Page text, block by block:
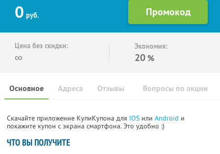
0 руб.
Цена без скидки:
∞
Экономия:
20 %
Основное Отзывы Вопросы по акции
Адреса
Скачайте приложение КупиКупона для IOS или Android и
покажите купон с экрана смартфона. Это удобно :)
ЧТО ВЫ ПОЛУЧИТЕ